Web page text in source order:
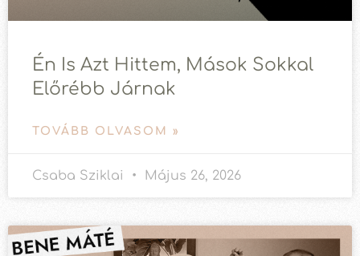
Én Is Azt Hittem, Mások Sokkal
Előrébb Járnak
TOVÁBB OLVASOM »
Csaba Sziklai Május 26, 2026